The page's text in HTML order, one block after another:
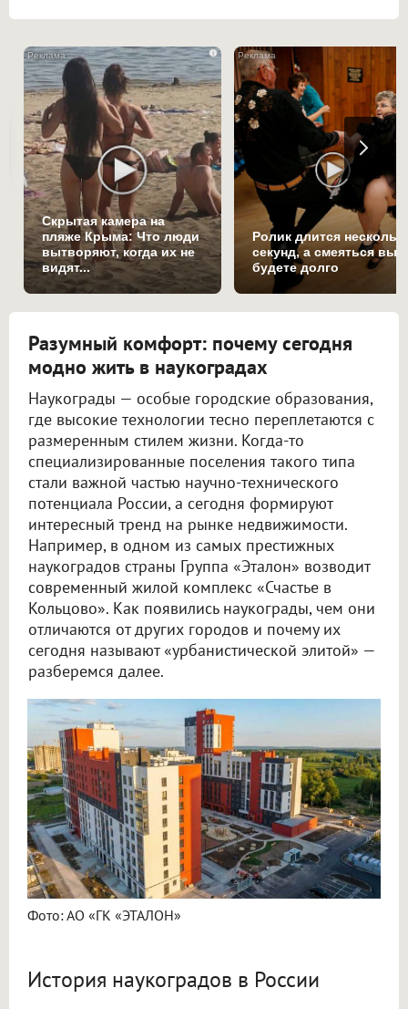
i
Скрытая камера на
пляже Крыма: Что люди
вытворяют, когда их не
видят...
Ролик длится
секунд, а смеяться вы
будете долго
Разумный комфорт: почему сегодня
модно жить в наукоградах
Наукограды — особые городские образования,
где высокие технологии тесно переплетаются с
размеренным стилем жизни. Когда-то
специализированные поселения такого типа
стали важной частью научно-технического
потенциала России, а сегодня формируют
интересный тренд на рынке недвижимости.
Например, в одном из самых престижных
наукоградов страны Группа «Эталон» возводит
современный жилой комплекс «Счастье в
Кольцово». Как появились наукограды, чем они
отличаются от других городов и почему их
сегодня называют «урбанистической элитой» —
разберемся далее.
Фото: АО «ГК «ЭТАЛОН»
История наукоградов в России